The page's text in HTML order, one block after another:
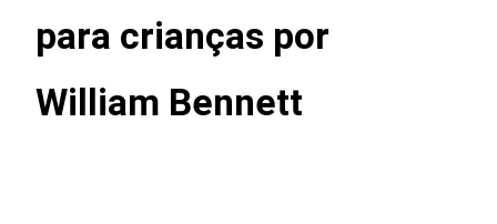
para crianças por
William Bennett